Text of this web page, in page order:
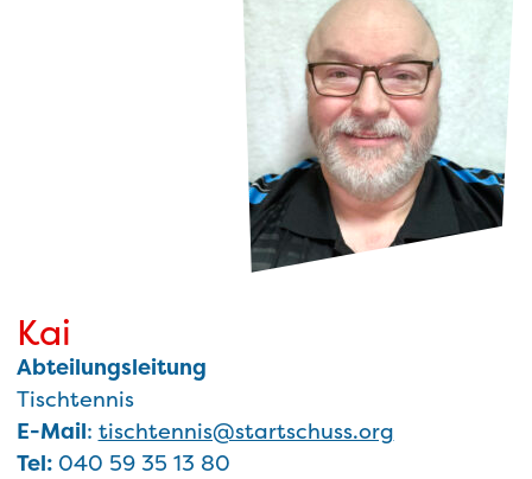
Kai
Abteilungsleitung
Tischtennis
E-Mail: tischtennis@startschuss.org
Tel: 040 59 35 13 80